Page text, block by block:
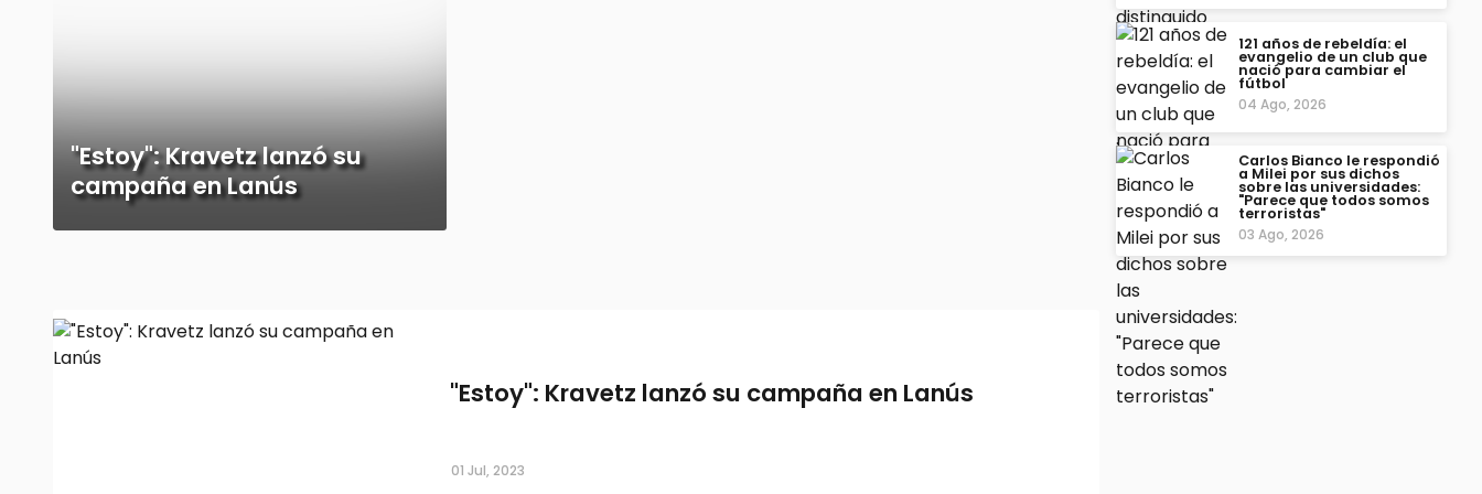
121 años de rebeldía: el
evangelio de un club que
nació para cambiar el
fútbol
04 Ago, 2026
Carlos Bianco le respondió
a Milei por sus dichos
sobre las universidades:
"Parece que todos somos
terroristas"
03 Ago, 2026
"Estoy": Kravetz lanzó su
campaña en Lanús
"Estoy": Kravetz lanzó su campaña en Lanús
01 Jul, 2023